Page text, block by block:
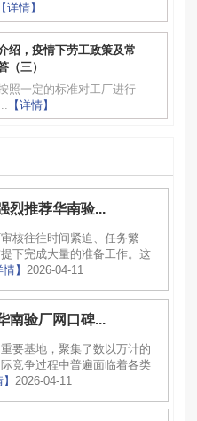
【详情】
绍，疫情下劳工政策及常
（三）
照一定的标准对工厂进行
【详情】
烈推荐华南验...
核往往时间紧迫、任务繁
下完成大量的准备工作。这
情】 2026-04-11
南验厂网口碑...
要基地，聚集了数以万计的
竞争过程中普遍面临着各类
2026-04-11